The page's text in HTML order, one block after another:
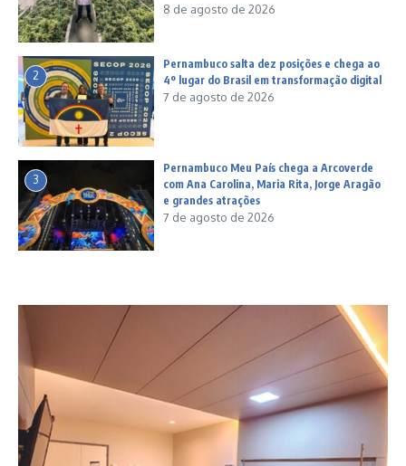
8 de agosto de 2026
2
Pernambuco salta dez posições e chega ao
4º lugar do Brasil em transformação digital
7 de agosto de 2026
3
Pernambuco Meu País chega a Arcoverde
com Ana Carolina, Maria Rita, Jorge Aragão
e grandes atrações
7 de agosto de 2026